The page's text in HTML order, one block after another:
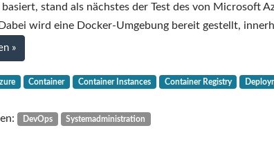
stand als nächstes der Test des von Microsoft
wird eine Docker-Umgebung bereit gestellt,
bei
Microsoft
Azure
Instances:
»
Container Container Instances Container Registry
DevOps Systemadministration